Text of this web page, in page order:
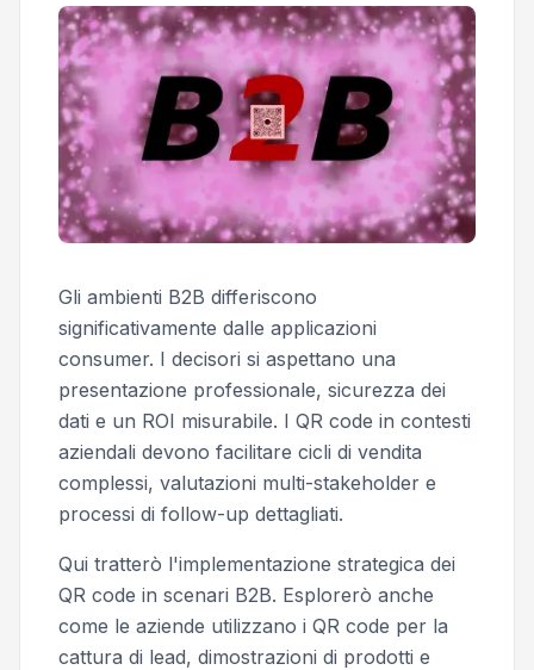
Gli ambienti B2B differiscono
significativamente dalle applicazioni
consumer. I decisori si aspettano una
presentazione professionale, sicurezza dei
dati e un ROI misurabile. I QR code in contesti
aziendali devono facilitare cicli di vendita
complessi, valutazioni multi-stakeholder e
processi di follow-up dettagliati.
Qui tratterò l'implementazione strategica dei
QR code in scenari B2B. Esplorerò anche
come le aziende utilizzano i QR code per la
cattura di lead, dimostrazioni di prodotti e